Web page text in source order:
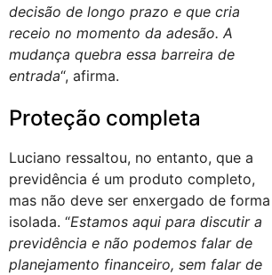
decisão de longo prazo e que cria
receio no momento da adesão. A
mudança quebra essa barreira de
entrada“, afirma.
Proteção completa
Luciano ressaltou, no entanto, que a
previdência é um produto completo,
mas não deve ser enxergado de forma
isolada. “Estamos aqui para discutir a
previdência e não podemos falar de
planejamento financeiro, sem falar de